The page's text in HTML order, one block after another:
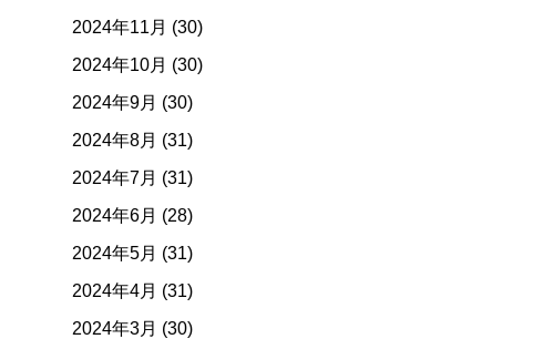
2024年11月 (30)
2024年10月 (30)
2024年9月 (30)
2024年8月 (31)
2024年7月 (31)
2024年6月 (28)
2024年5月 (31)
2024年4月 (31)
2024年3月 (30)